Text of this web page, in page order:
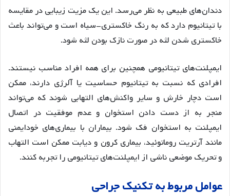
دندان‌های طبیعی به نظر می‌رسد. این یک مزیت زیبایی در مقایسه
با تیتانیوم دارد که به رنگ خاکستری-سیاه است و می‌تواند باعث
خاکستری شدن لثه در صورت نازک بودن لثه شود.
ایمپلنت‌های تیتانیومی همچنین برای همه افراد مناسب نیستند.
افرادی که نسبت به تیتانیوم حساسیت یا آلرژی دارند، ممکن
است دچار خارش و سایر واکنش‌های التهابی شوند که می‌تواند
منجر به از دست دادن استخوان و عدم موفقیت در اتصال
ایمپلنت به استخوان فک شود. بیماران با بیماری‌های خودایمنی
مانند آرتریت روماتوئید، بیماری کرون و دیابت ممکن است التهاب
و تحریک موضعی ناشی از ایمپلنت‌های تیتانیومی را تجربه کنند.
عواملمربوطبهتکنیکجراحی